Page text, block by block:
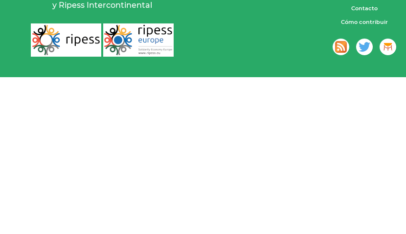
y Ripess Intercontinental
Contacto
Cómo contribuir